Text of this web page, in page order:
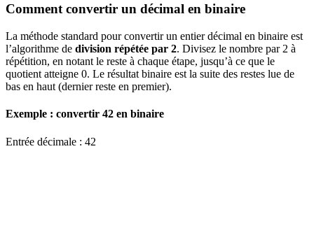
Comment convertir un décimal en binaire
La méthode standard pour convertir un entier décimal en binaire est
l’algorithme de division répétée par 2. Divisez le nombre par 2 à
répétition, en notant le reste à chaque étape, jusqu’à ce que le
quotient atteigne 0. Le résultat binaire est la suite des restes lue de
bas en haut (dernier reste en premier).
Exemple : convertir 42 en binaire
Entrée décimale : 42